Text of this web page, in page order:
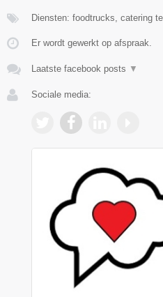
Diensten: foodtrucks, catering
Er wordt gewerkt op afspraak.
Laatste facebook posts ▼
Sociale media: